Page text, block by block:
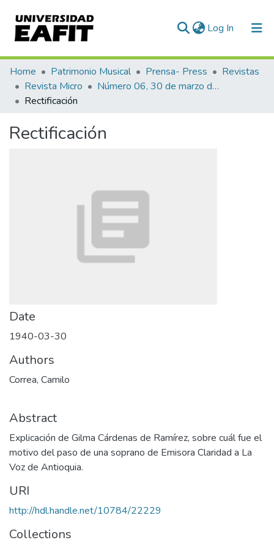
Log In (current)
Communities & Collections
All of DSpace
Home Patrimonio Musical Prensa- Press
Revistas
Revista Micro
Número 06, 30 de marzo de 1940
Rectificación
Rectificación
Date
1940-03-30
Authors
Correa, Camilo
Abstract
Explicación de Gilma Cárdenas de Ramírez, sobre cuál fue el
motivo del paso de una soprano de Emisora Claridad a La
Voz de Antioquia.
URI
http://hdl.handle.net/10784/22229
Collections